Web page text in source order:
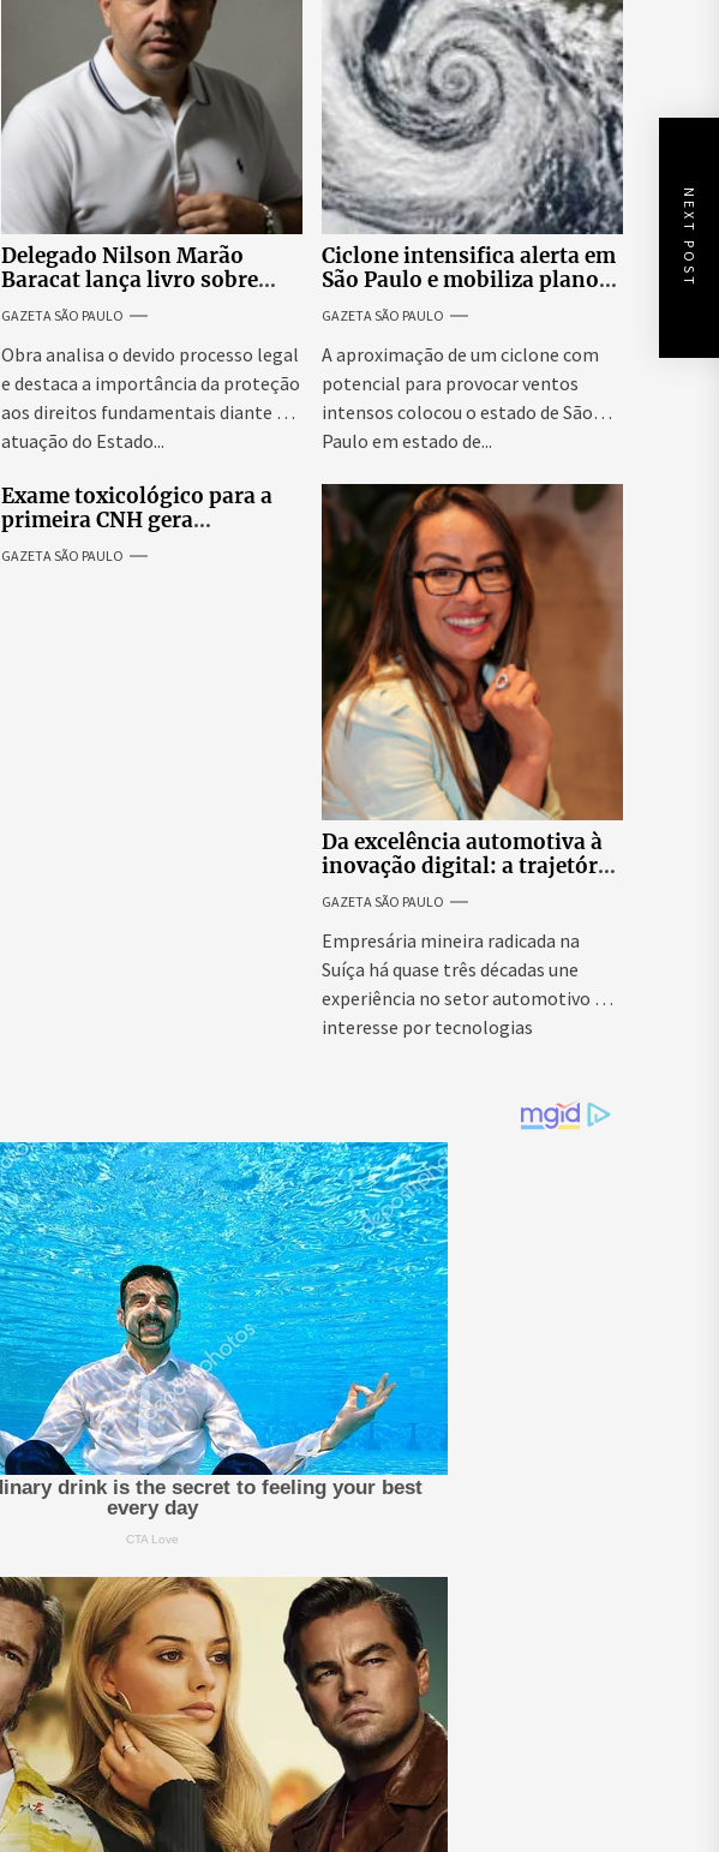
NEXT POST
Delegado Nilson Marão
Baracat lança livro sobre
garantias constitucionais no
processo penal brasileiro
GAZETA SÃO PAULO
Obra analisa o devido processo legal
e destaca a importância da proteção
aos direitos fundamentais diante da
atuação do Estado...
Ciclone intensifica alerta em
São Paulo e mobiliza plano
emergencial para evitar
impactos no fornecimento
de energia
GAZETA SÃO PAULO
A aproximação de um ciclone com
potencial para provocar ventos
intensos colocou o estado de São
Paulo em estado de...
Exame toxicológico para a
primeira CNH gera
denúncias de cortes
excessivos de cabelo e
GAZETA SÃO PAULO
Da excelência automotiva à
inovação digital: a trajetória
internacional da empresária
Adriene Silva
GAZETA SÃO PAULO
Empresária mineira radicada na
Suíça há quase três décadas une
experiência no setor automotivo e
interesse por tecnologias